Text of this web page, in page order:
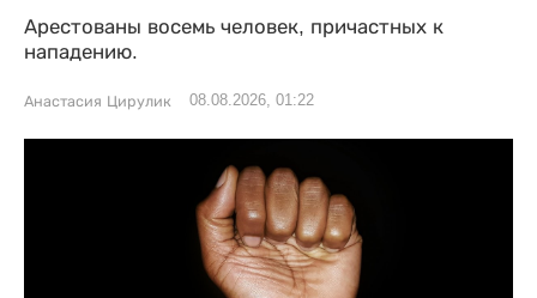
Арестованы восемь человек, причастных к
нападению.
Анастасия Цирулик 08.08.2026, 01:22